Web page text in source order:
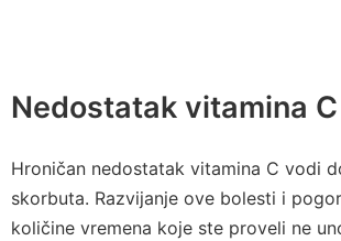
Nedostatak vitamina C
Hroničan nedostatak vitamina C vodi
skorbuta. Razvijanje ove bolesti i
količine vremena koje ste proveli ne